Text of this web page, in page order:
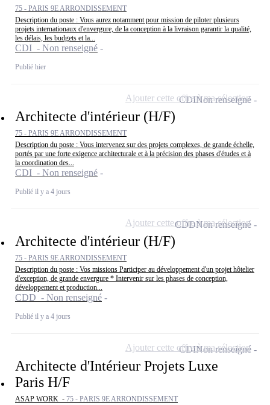
75 - PARIS 9E ARRONDISSEMENT
Description du poste : Vous aurez notamment pour mission de piloter plusieurs
projets internationaux d'envergure, de la conception à la livraison garantir la qualité,
les délais, les budgets et la...
CDI - Non renseigné
Publié hier
Architecte d'intérieur (H/F)
75 - PARIS 9E ARRONDISSEMENT
Description du poste : Vous intervenez sur des projets complexes, de grande échelle,
portés par une forte exigence architecturale et à la précision des phases d'études et à
la coordination des...
CDI - Non renseigné
Publié il y a 4 jours
CDINon renseigné
Ajouter cette offre à ma sélection
Architecte d'intérieur (H/F)
75 - PARIS 9E ARRONDISSEMENT
Description du poste : Vos missions Participer au développement d'un projet hôtelier
d'exception, de grande envergure * Intervenir sur les phases de conception,
développement et production...
CDD - Non renseigné
Publié il y a 4 jours
CDDNon renseigné
Ajouter cette offre à ma sélection
Architecte d'Intérieur Projets Luxe
Paris H/F
ASAP WORK - 75 - PARIS 9E ARRONDISSEMENT
CDINon renseigné
Ajouter cette offre à ma sélection